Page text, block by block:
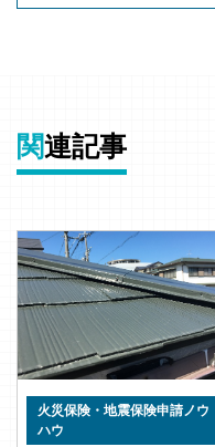
関連記事
火災保険・地震保険申請ノウ
ハウ